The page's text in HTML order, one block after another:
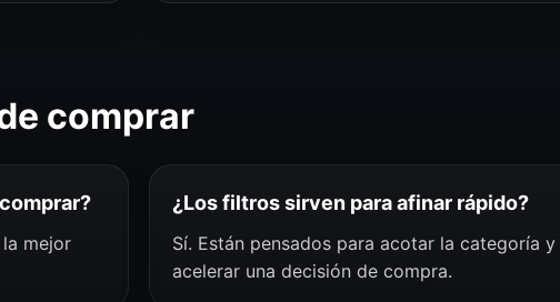
comprar
mejor
¿Los filtros sirven para afinar rápido?
Sí. Están pensados para acotar la categoría y
acelerar una decisión de compra.